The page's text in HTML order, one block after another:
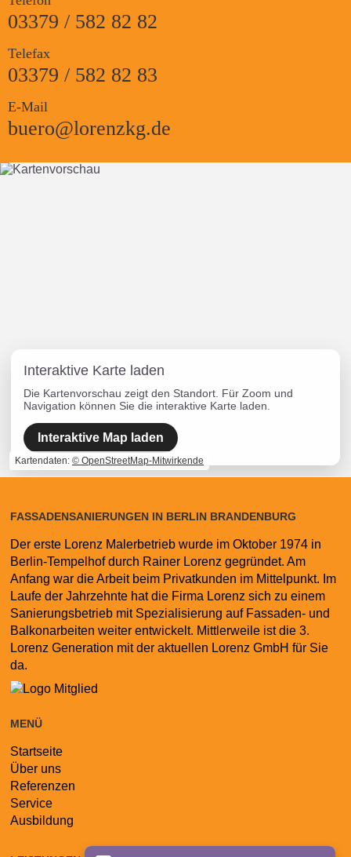
03379 / 582 82 82
Telefax
03379 / 582 82 83
E-Mail
buero@lorenzkg.de
Interaktive Karte laden
Die Kartenvorschau zeigt den Standort. Für Zoom und
Navigation können Sie die interaktive Karte laden.
Interaktive Map laden
Kartendaten: © OpenStreetMap-Mitwirkende
FASSADENSANIERUNGEN IN BERLIN BRANDENBURG
Der erste Lorenz Malerbetrieb wurde im Oktober 1974 in
Berlin-Tempelhof durch Rainer Lorenz gegründet. Am
Anfang war die Arbeit beim Privatkunden im Mittelpunkt. Im
Laufe der Jahrzehnte hat die Firma Lorenz sich zu einem
Sanierungsbetrieb mit Spezialisierung auf Fassaden- und
Balkonarbeiten weiter entwickelt. Mittlerweile ist die 3.
Lorenz Generation mit der aktuellen Lorenz GmbH für Sie
da.
MENÜ
Navigation
überspringen
Startseite
Über uns
Referenzen
Service
Ausbildung